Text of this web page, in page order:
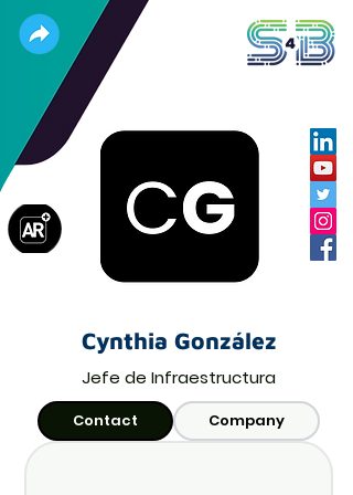
Cynthia González
Jefe de Infraestructura
Contact Company